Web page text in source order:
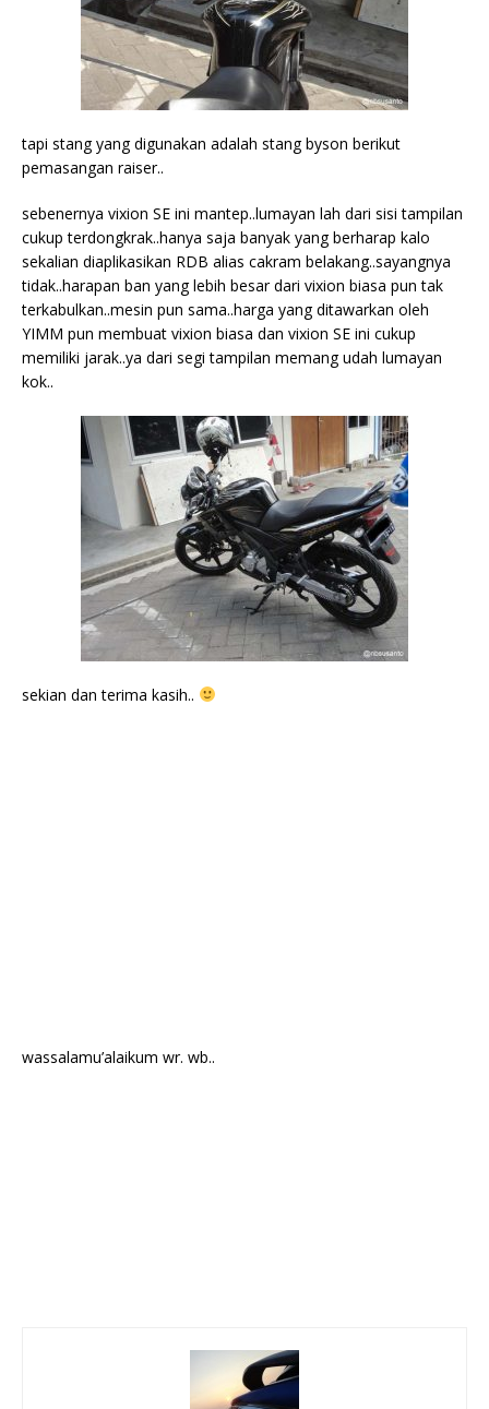
tapi stang yang digunakan adalah stang byson berikut
pemasangan raiser..
sebenernya vixion SE ini mantep..lumayan lah dari sisi tampilan
cukup terdongkrak..hanya saja banyak yang berharap kalo
sekalian diaplikasikan RDB alias cakram belakang..sayangnya
tidak..harapan ban yang lebih besar dari vixion biasa pun tak
terkabulkan..mesin pun sama..harga yang ditawarkan oleh
YIMM pun membuat vixion biasa dan vixion SE ini cukup
memiliki jarak..ya dari segi tampilan memang udah lumayan
kok..
sekian dan terima kasih..
wassalamu’alaikum wr. wb..